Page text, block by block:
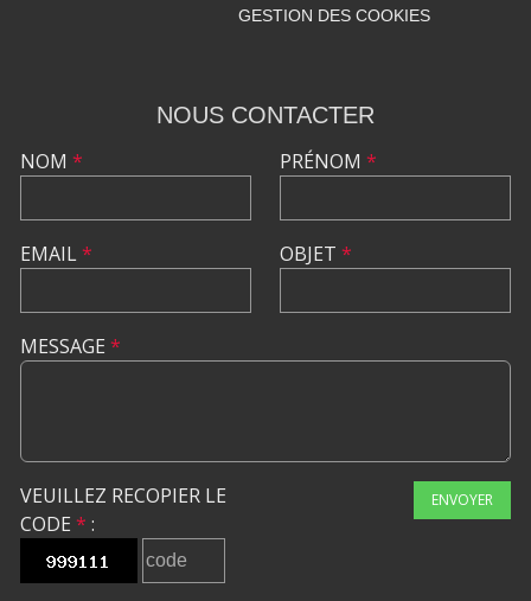
GESTION DES COOKIES
NOUS CONTACTER
NOM *
EMAIL*
PRÉNOM *
OBJET *
MESSAGE *
VEUILLEZ RECOPIER LE
CODE * :
ENVOYER